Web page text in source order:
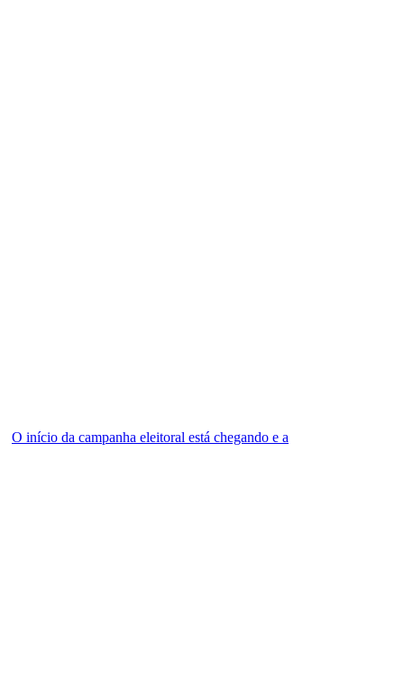
O início da campanha eleitoral está chegando e a